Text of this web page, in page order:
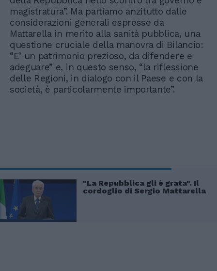
magistratura”. Ma partiamo anzitutto dalle
considerazioni generali espresse da
Mattarella in merito alla sanità pubblica, una
questione cruciale della manovra di Bilancio:
“E’ un patrimonio prezioso, da difendere e
adeguare” e, in questo senso, “la riflessione
delle Regioni, in dialogo con il Paese e con la
società, è particolarmente importante”.
"La Repubblica gli è grata". Il
cordoglio di Sergio Mattarella